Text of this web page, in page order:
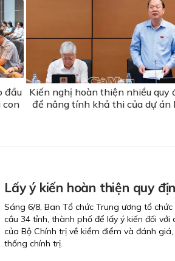
đầu
con
Kiến nghị hoàn thiện nhiều quy
để nâng tính khả thi của dự án
Lấy ý kiến hoàn thiện quy
Sáng 6/8, Ban Tổ chức Trung ương tổ
cầu 34 tỉnh, thành phố để lấy ý kiến đối
của Bộ Chính trị về kiểm điểm và đánh
thống chính trị.